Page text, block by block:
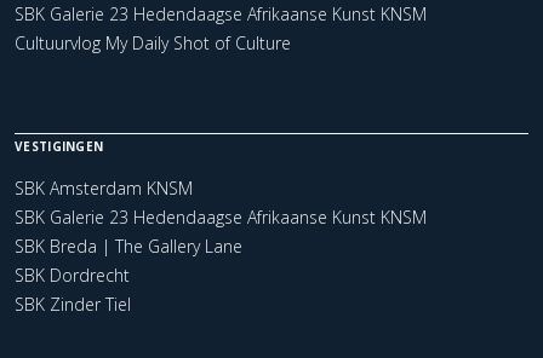
SBK Galerie 23 Hedendaagse Afrikaanse Kunst KNSM
Cultuurvlog My Daily Shot of Culture
VESTIGINGEN
SBK Amsterdam KNSM
SBK Galerie 23 Hedendaagse Afrikaanse Kunst KNSM
SBK Breda | The Gallery Lane
SBK Dordrecht
SBK Zinder Tiel